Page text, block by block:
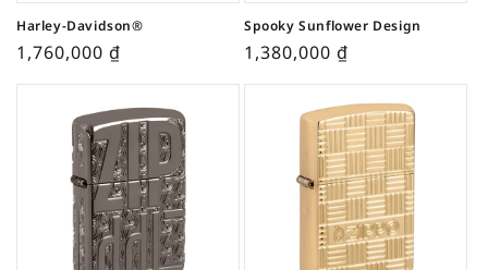
Harley-Davidson®
1,760,000 ₫
Spooky Sunflower Design
1,380,000 ₫